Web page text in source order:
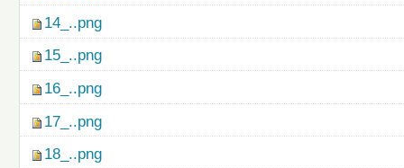
14_..png
15_..png
16_..png
17_..png
18_..png